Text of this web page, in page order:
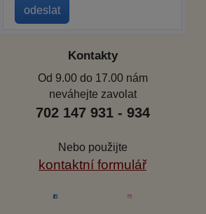
Kontakty
Od 9.00 do 17.00 nám
neváhejte zavolat
702 147 931 - 934
Nebo použijte
kontaktní formulář